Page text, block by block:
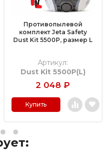
Фибровые круги
головки
ленты
Противопылевой
комплект Jeta Safety
Dust Kit 5500P, размер L
Артикул:
Dust Kit 5500P(L)
2 048 ₽
Купить